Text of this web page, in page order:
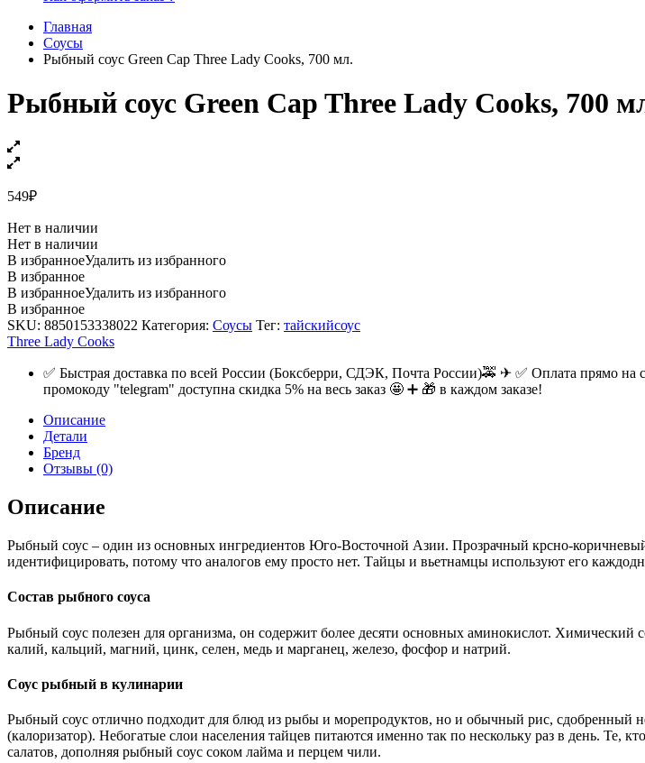
Главная
Соусы
Рыбный соус Green Cap Three Lady Cooks, 700 мл.
Рыбный соус Green Cap Three Lady Cooks, 700
549₽
Нет в наличии
Нет в наличии
В избранноеУдалить из избранного
В избранное
В избранноеУдалить из избранного
В избранное
SKU: 8850153338022 Категория: Соусы Тег: тайскийсоус
Three Lady Cooks
✅ Быстрая доставка по всей России (Боксберри, СДЭК, Почта России)🚕 ✈ ✅ Оплата прямо
промокоду "telegram" доступна скидка 5% на весь заказ 🤩 ➕ 🎁 в каждом заказе!
Описание
Детали
Бренд
Отзывы (0)
Описание
Рыбный соус – один из основных ингредиентов Юго-Восточной Азии. Прозрачный крсно-
идентифицировать, потому что аналогов ему просто нет. Тайцы и вьетнамцы используют его
Состав рыбного соуса
Рыбный соус полезен для организма, он содержит более десяти основных аминокислот.
калий, кальций, магний, цинк, селен, медь и марганец, железо, фосфор и натрий.
Соус рыбный в кулинарии
Рыбный соус отлично подходит для блюд из рыбы и морепродуктов, но и обычный рис, сдобренный
(калоризатор). Небогатые слои населения тайцев питаются именно так по нескольку раз в день. Те,
салатов, дополняя рыбный соус соком лайма и перцем чили.